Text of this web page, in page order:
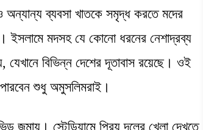
অন্যান্য ব্যবসা খাতকে সমৃদ্ধ করতে মদের
ইসলামে মদসহ যে কোনো ধরনের নেশাদ্রব্য
যেখানে বিভিন্ন দেশের দূতাবাস রয়েছে। ওই
পারবেন শুধু অমুসলিমরাই।
জমায়। স্টেডিয়ামে প্রিয় দলের খেলা দেখতে